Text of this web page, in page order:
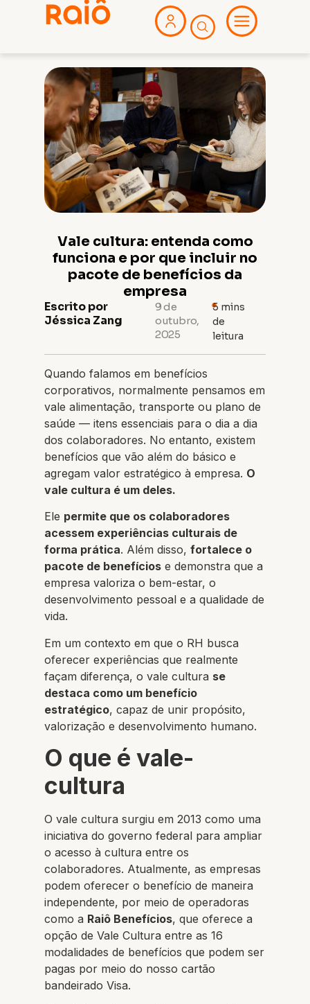
Vale cultura: entenda como
funciona e por que incluir no
pacote de benefícios da
empresa
Escrito por
Jéssica Zang
9 de
outubro,
2025
5 mins
de
leitura
Quando falamos em benefícios
corporativos, normalmente pensamos em
vale alimentação, transporte ou plano de
saúde — itens essenciais para o dia a dia
dos colaboradores. No entanto, existem
benefícios que vão além do básico e
agregam valor estratégico à empresa. O
vale cultura é um deles.
Ele permite que os colaboradores
acessem experiências culturais de
forma prática. Além disso, fortalece o
pacote de benefícios e demonstra que a
empresa valoriza o bem-estar, o
desenvolvimento pessoal e a qualidade de
vida.
Em um contexto em que o RH busca
oferecer experiências que realmente
façam diferença, o vale cultura se
destaca como um benefício
estratégico, capaz de unir propósito,
valorização e desenvolvimento humano.
O que é vale-
cultura
O vale cultura surgiu em 2013 como uma
iniciativa do governo federal para ampliar
o acesso à cultura entre os
colaboradores. Atualmente, as empresas
podem oferecer o benefício de maneira
independente, por meio de operadoras
como a Raiô Benefícios, que oferece a
opção de Vale Cultura entre as 16
modalidades de benefícios que podem ser
pagas por meio do nosso cartão
bandeirado Visa.